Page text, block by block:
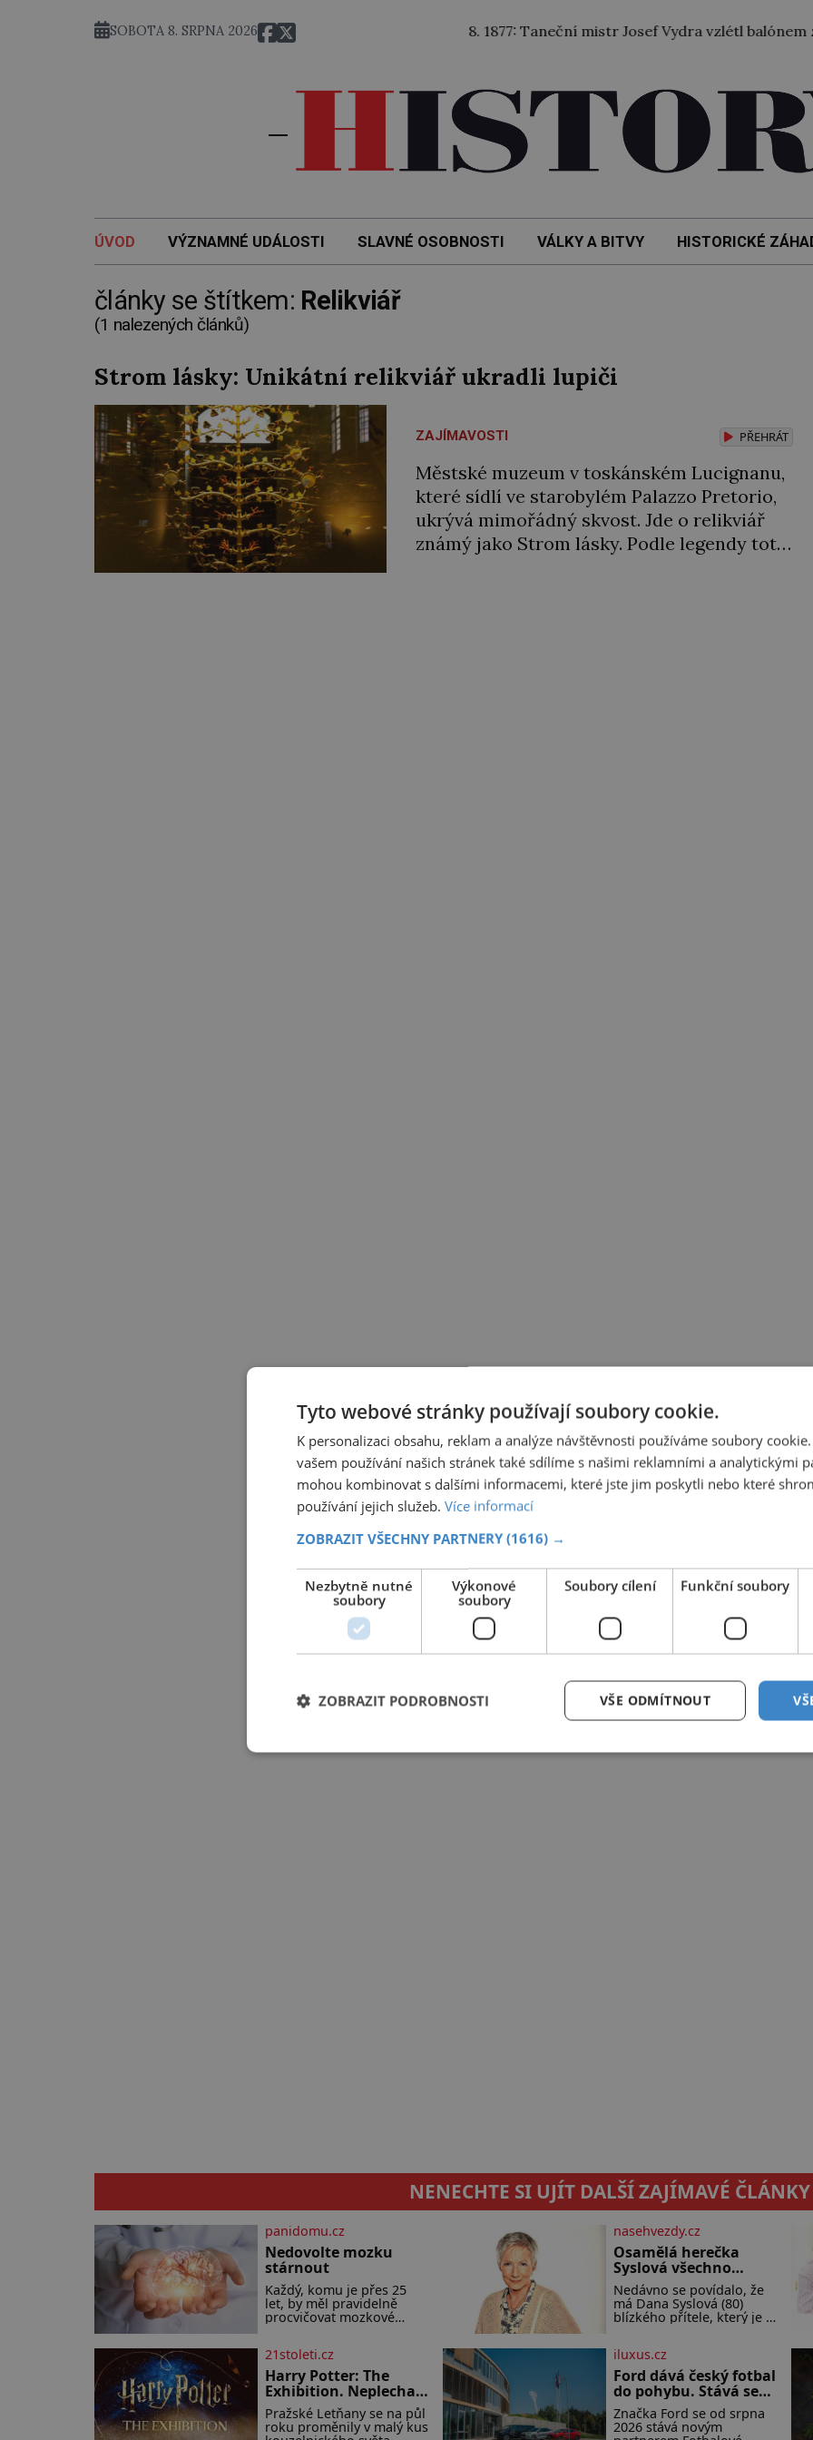
SOBOTA 8. SRPNA 2026 8. 8. 1877: Taneční mistr Josef Vydra vzlétl balónem ze
ÚVOD VÝZNAMNÉ UDÁLOSTI SLAVNÉ OSOBNOSTI VÁLKY A BITVY HISTORICKÉ
články se štítkem: Relikviář
(1 nalezených článků)
Strom lásky: Unikátní relikviář ukradli lupiči
ZAJÍMAVOSTI PŘEHRÁT
Městské muzeum v toskánském Lucignanu,
které sídlí ve starobylém Palazzo Pretorio,
ukrývá mimořádný skvost. Jde o relikviář
známý jako Strom lásky. Podle legendy totiž
NENECHTE SI UJÍT DALŠÍ ZAJÍMAVÉ ČLÁNKY
panidomu.cz
Nedovolte mozku
stárnout
Každý, komu je přes 25
let, by měl pravidelně
procvičovat mozkové
paměť. Možná máte
problém vzpomenout si
na jméno kolegy z práce.
Nebo marně v paměti
lovíte název knížky, kterou
jste nedávno přečetli. Je to
nasehvezdy.cz
Osamělá herečka
Syslová všechno
vzdala?
Nedávno se povídalo, že
má Dana Syslová (80)
blízkého přítele, který je jí
posledních dnech čím dál
častěji mluví o svém
odchodu. Dohnala ji snad
samota? Půs
21stoleti.cz
Harry Potter: The
Exhibition. Neplecha
zahájena…
Pražské Letňany se na půl
roku proměnily v malý kus
iluxus.cz
Ford dává český fotbal
do pohybu. Stává se
novým partnerem
FAČR
Značka Ford se od srpna
2026 stává novým
Tyto webové stránky používají soubory cookie.
K personalizaci obsahu, reklam a analýze návštěvnosti používáme soubory
vašem používání našich stránek také sdílíme s našimi reklamními a analytickými
mohou kombinovat s dalšími informacemi, které jste jim poskytli nebo které
používání jejich služeb. Více informací
ZOBRAZIT VŠECHNY PARTNERY (1616) →
Nezbytně nutné
soubory
Výkonové
soubory
Soubory cílení Funkční soubory
VŠE ODMÍTNOUT
ZOBRAZIT PODROBNOSTI